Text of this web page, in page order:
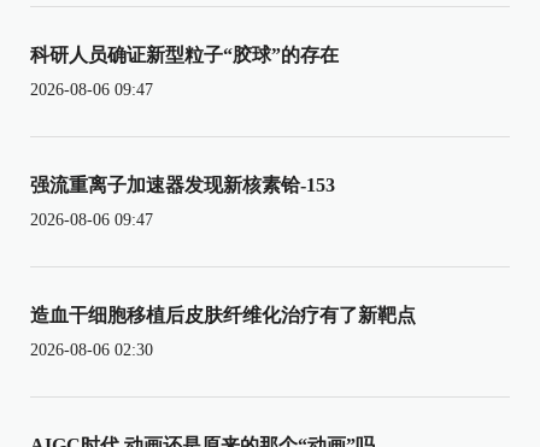
科研人员确证新型粒子“胶球”的存在
2026-08-06 09:47
强流重离子加速器发现新核素铪-153
2026-08-06 09:47
造血干细胞移植后皮肤纤维化治疗有了新靶点
2026-08-06 02:30